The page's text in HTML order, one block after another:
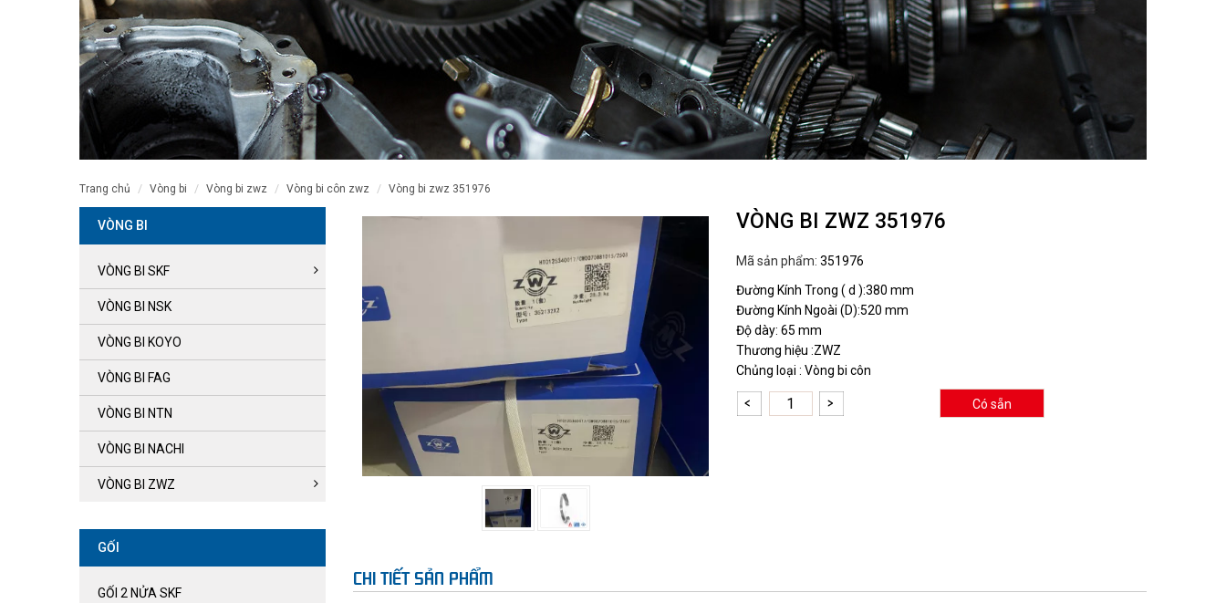
trang chủ vòng bi vòng bi zwz vòng bi côn zwz vòng bi zwz 351976
VÒNG BI
VÒNG BI SKF
VÒNG BI NSK
VÒNG BI KOYO
VÒNG BI FAG
VÒNG BI NTN
VÒNG BI NACHI
VÒNG BI ZWZ
GỐI
GỐI 2 NỬA SKF
VÒNG BI ZWZ 351976
Mã sản phẩm: 351976
Đường Kính Trong ( d ):380 mm
Đường Kính Ngoài (D):520 mm
Độ dày: 65 mm
Thương hiệu :ZWZ
Chủng loại : Vòng bi côn
Có sẵn
CHI TIẾT SẢN PHẨM